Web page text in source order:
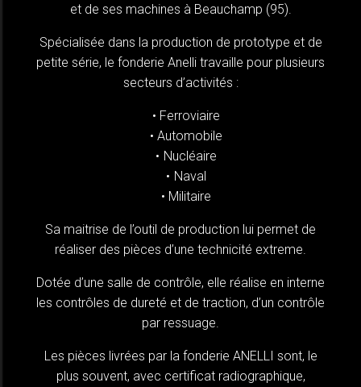
et de ses machines à Beauchamp (95).
Spécialisée dans la production de prototype et de
petite série, le fonderie Anelli travaille pour plusieurs
secteurs d’activités :
Ferroviaire
Automobile
Nucléaire
Naval
Militaire
Sa maitrise de l’outil de production lui permet de
réaliser des pièces d’une technicité extreme.
Dotée d’une salle de contrôle, elle réalise en interne
les contrôles de dureté et de traction, d’un contrôle
par ressuage.
Les pièces livrées par la fonderie ANELLI sont, le
plus souvent, avec certificat radiographique,